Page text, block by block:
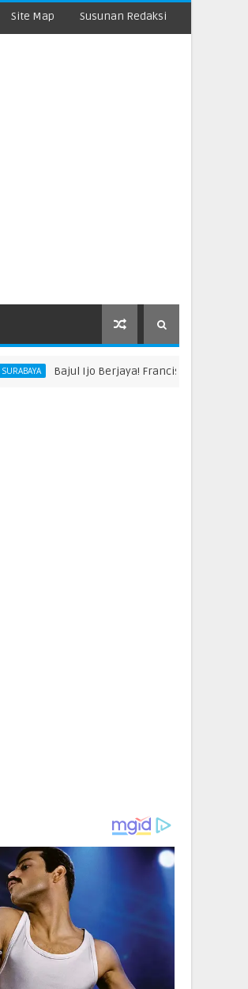
Site Map Susunan Redaksi
Bajul Ijo Berjaya! Francisco Rivera hingga